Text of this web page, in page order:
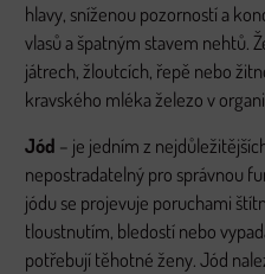
hlavy, sníženou pozorností a
vlasů a špatným stavem nehtů.
játrech, žloutcích, řepě nebo
kravského mléka železo v
Jód – je jedním z
nepostradatelný pro správnou
jódu se projevuje poruchami
tloustnutím, bledostí nebo
potřebují těhotné ženy. Jód